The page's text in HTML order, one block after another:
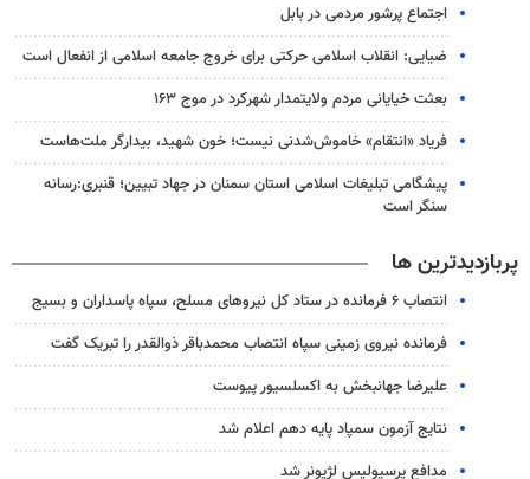
اجتماع پرشور مردمی در بابل
ضیایی: انقلاب اسلامی حرکتی برای خروج جامعه اسلامی از انفعال است
بعثت خیایانی مردم ولایتمدار شهرکرد در موج ۱۶۳
فریاد «انتقام» خاموش‌شدنی نیست؛ خون شهید، بیدارگر ملت‌هاست
پیشگامی تبلیغات اسلامی استان سمنان در جهاد تبیین؛ قنبری:رسانه
سنگر است
پربازدیدترین ها
انتصاب ۶ فرمانده در ستاد کل نیروهای مسلح، سپاه پاسداران و بسیج
فرمانده نیروی زمینی سپاه انتصاب محمدباقر ذوالقدر را تبریک گفت
علیرضا جهانبخش به اکسلسیور پیوست
نتایج آزمون سمپاد پایه دهم اعلام شد
مدافع پرسپولیس لژیونر شد